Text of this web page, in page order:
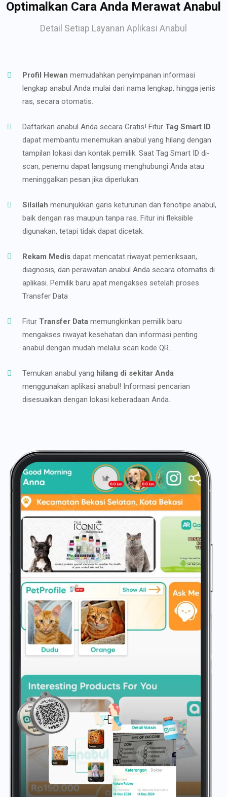
Optimalkan Cara Anda Merawat Anabul
Detail Setiap Layanan Aplikasi Anabul
Profil Hewan memudahkan penyimpanan informasi
lengkap anabul Anda mulai dari nama lengkap, hingga jenis
ras, secara otomatis.
Daftarkan anabul Anda secara Gratis! Fitur Tag Smart ID
dapat membantu menemukan anabul yang hilang dengan
tampilan lokasi dan kontak pemilik. Saat Tag Smart ID di-
scan, penemu dapat langsung menghubungi Anda atau
meninggalkan pesan jika diperlukan.
Silsilah menunjukkan garis keturunan dan fenotipe anabul,
baik dengan ras maupun tanpa ras. Fitur ini fleksible
digunakan, tetapi tidak dapat dicetak.
Rekam Medis dapat mencatat riwayat pemeriksaan,
diagnosis, dan perawatan anabul Anda secara otomatis di
aplikasi. Pemilik baru apat mengakses setelah proses
Transfer Data
Fitur Transfer Data memungkinkan pemilik baru
mengakses riwayat kesehatan dan informasi penting
anabul dengan mudah melalui scan kode QR.
Temukan anabul yang hilang di sekitar Anda
menggunakan aplikasi anabul! Informasi pencarian
disesuaikan dengan lokasi keberadaan Anda.